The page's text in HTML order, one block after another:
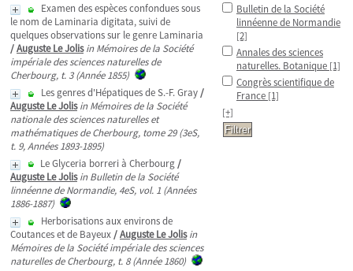
Examen des espèces confondues sous
le nom de Laminaria digitata, suivi de
quelques observations sur le genre Laminaria
/Auguste Le Jolis in Mémoires de la Société
impériale des sciences naturelles de
Cherbourg, t. 3 (Année 1855)
Les genres d'Hépatiques de S.-F. Gray/
Auguste Le Jolis in Mémoires de la Société
nationale des sciences naturelles et
mathématiques de Cherbourg, tome 29 (3eS,
t. 9, Années 1893-1895)
Le Glyceria borreri à Cherbourg/
Auguste Le Jolis in Bulletin de la Société
linnéenne de Normandie, 4eS, vol. 1 (Années
1886-1887)
Herborisations aux environs de
Coutances et de Bayeux/Auguste Le Jolis in
Mémoires de la Société impériale des sciences
naturelles de Cherbourg, t. 8 (Année 1860)
Bulletin de la Société
linnéenne de Normandie
[2]
Annales des sciences
naturelles. Botanique [1]
Congrès scientifique de
France [1]
[+]